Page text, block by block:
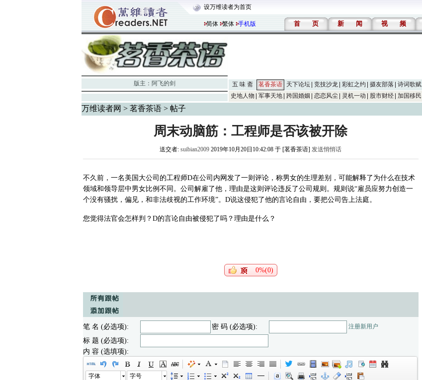
设万维读者为首页
简体 繁体 手机版 首 页 新 闻 视 频
版主： 阿飞的剑 五 味 斋 茗香茶语 天下论坛 竞技沙龙 彩虹之约 摄友部落 诗词歌赋
史地人物
军事天地 跨国婚姻 恋恋风尘 灵机一动 股市财经 加国移民
万维读者网 > 茗香茶语> 帖子
周末动脑筋：工程师是否该被开除
送交者: suibian2009 2019年10月20日10:42:08 于 [茗香茶语] 发送悄悄话
不久前，一名美国大公司的工程师D在公司内网发了一则评论，称男女的生理差别，可能解释了为什么在技术
领域和领导层中男女比例不同。公司解雇了他，理由是这则评论违反了公司规则。规则说“雇员应努力创造一
个没有骚扰，偏见，和非法歧视的工作环境”。 D说这侵犯了他的言论自由，要把公司告上法庭。
您觉得法官会怎样判？D的言论自由被侵犯了吗？理由是什么？
0%(0)
笔 名 (必选项): 密 码 (必选项): 注册新用户
标 题 (必选项):
内 容 (选填项):
字体 字号